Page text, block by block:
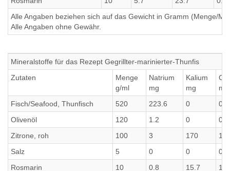
Alle Angaben beziehen sich auf das Gewicht in Gramm (Menge/
Alle Angaben ohne Gewähr.
Mineralstoffe für das Rezept Gegrillter-marinierter-Thunfis
Zutaten
Menge
g/ml
Natrium
mg
Kalium
mg
mg
Fisch/Seafood, Thunfisch
520 223.6 0
0
Olivenöl
120 1.2 0
0
Zitrone, roh
100 3 170
Salz
5 0 0
0
Rosmarin
10 0.8 15.7